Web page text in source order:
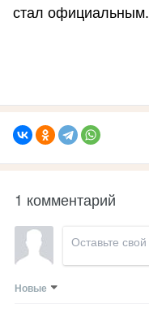
стал официальным.
1 комментарий
Новые